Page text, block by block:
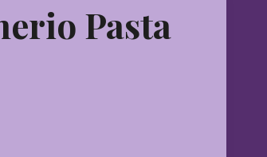
Pasta